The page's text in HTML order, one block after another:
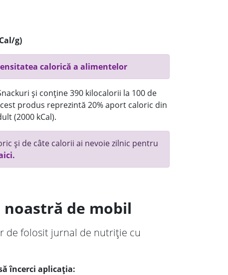
g)
calorică a alimentelor
și conține 390 kilocalorii la 100 de
produs reprezintă 20% aport caloric din
(2000 kCal).
și de câte calorii ai nevoie zilnic pentru
de mobil
de folosit jurnal de nutriție cu
încerci aplicația: